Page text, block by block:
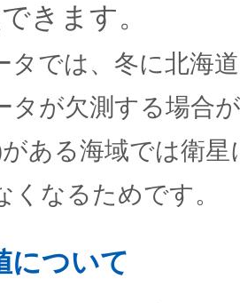
きます。
タでは、冬に北海
タが欠測する場合
ある海域では衛
くなるためです。
について